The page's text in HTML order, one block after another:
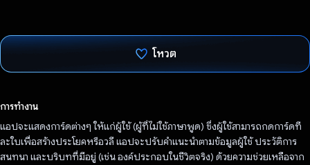
โหวต
การทำงาน
แอปจะแสดงการ์ดต่างๆ ให้แก่ผู้ใช้ (ผู้ที่ไม่ใช้ภาษาพูด) ซึ่งผู้ใช้สามารถกดการ์ดที
ละใบเพื่อสร้างประโยคหรือวลี แอปจะปรับคำแนะนำตามข้อมูลผู้ใช้ ประวัติการ
สนทนา และบริบทที่มีอยู่ (เช่น องค์ประกอบในชีวิตจริง) ด้วยความช่วยเหลือจาก